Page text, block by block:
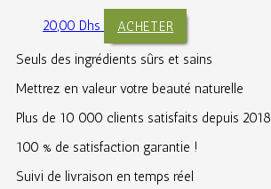
20,00 Dhs ACHETER
Seuls des ingrédients sûrs et sains
Mettrez en valeur votre beauté naturelle
Plus de 10 000 clients satisfaits depuis 2018
100 % de satisfaction garantie !
Suivi de livraison en temps réel